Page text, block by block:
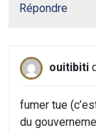
Répondre
ouitibiti
fumer tue
du